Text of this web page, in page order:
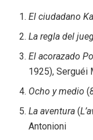
El ciudadano
La regla del
El acorazado
1925), Serguéi
Ocho y medio(
La aventura (
Antonioni